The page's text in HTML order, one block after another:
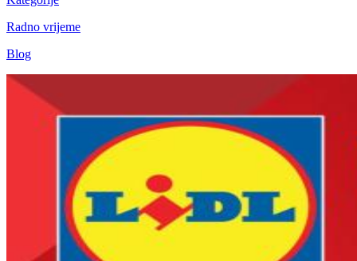
Radno vrijeme
Blog